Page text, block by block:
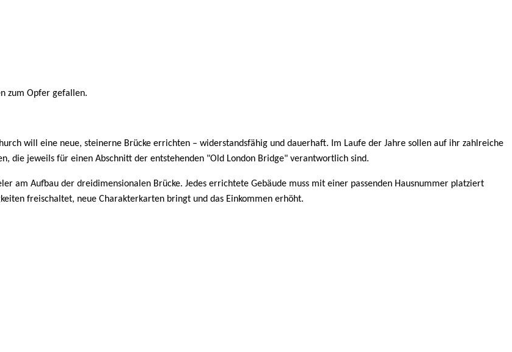
zum Opfer gefallen.
will eine neue, steinerne Brücke errichten – widerstandsfähig und dauerhaft. Im Laufe der Jahre sollen auf ihr zahlreiche
die jeweils für einen Abschnitt der entstehenden "Old London Bridge" verantwortlich sind.
am Aufbau der dreidimensionalen Brücke. Jedes errichtete Gebäude muss mit einer passenden Hausnummer platziert
freischaltet, neue Charakterkarten bringt und das Einkommen erhöht.